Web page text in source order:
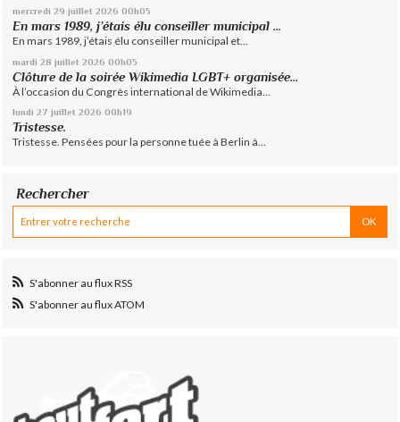
mercredi 29 juillet 2026 00h05
En mars 1989, j’étais élu conseiller municipal ...
En mars 1989, j’étais élu conseiller municipal et...
mardi 28 juillet 2026 00h05
Clôture de la soirée Wikimedia LGBT+ organisée...
À l’occasion du Congrès international de Wikimedia...
lundi 27 juillet 2026 00h19
Tristesse.
Tristesse. Pensées pour la personne tuée à Berlin à...
Rechercher
S'abonner au flux RSS
S'abonner au flux ATOM